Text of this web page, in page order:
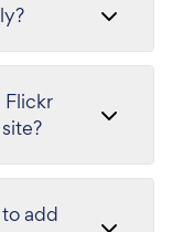
Flickr
add